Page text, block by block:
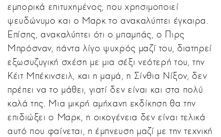
εμπορικά επιτυχημένος, που χρησιμοποιεί
ψευδώνυμο και ο Μαρκ το ανακαλύπτει έγκαιρα.
Επίσης, ανακαλύπτει ότι ο μπαμπάς, ο Πιρς
Μπρόσναν, πάντα λίγο ψυχρός μαζί του, διατηρεί
εξωσυζυγική σχέση με μια σέξι νεότερή του, την
Κέιτ Μπέκινσειλ, και η μαμά, η Σίνθια Νίξον, δεν
πρέπει να το μάθει, γιατί δεν είναι και στα πολύ
καλά της. Μια μικρή αμήχανη εκδίκηση θα την
επιδιώξει ο Μαρκ, η οικογένεια δεν είναι τελικά
αυτό που φαίνεται, η έμπνευση μαζί με την τεχνική